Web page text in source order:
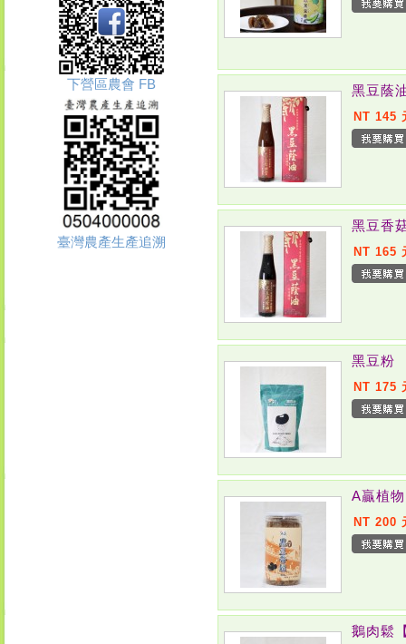
下營區農會 FB
臺灣農產生產追溯
黑豆蔭
NT 145
黑豆香
NT 165
黑豆粉
NT 175
A贏植
NT 200
鵝肉鬆